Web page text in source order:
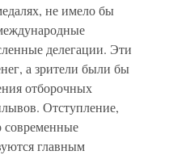
не имело бы
делегации. Эти
а зрители были бы
отборочных
Отступление,
современные
главным